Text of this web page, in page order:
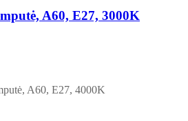
A60, E27, 3000K